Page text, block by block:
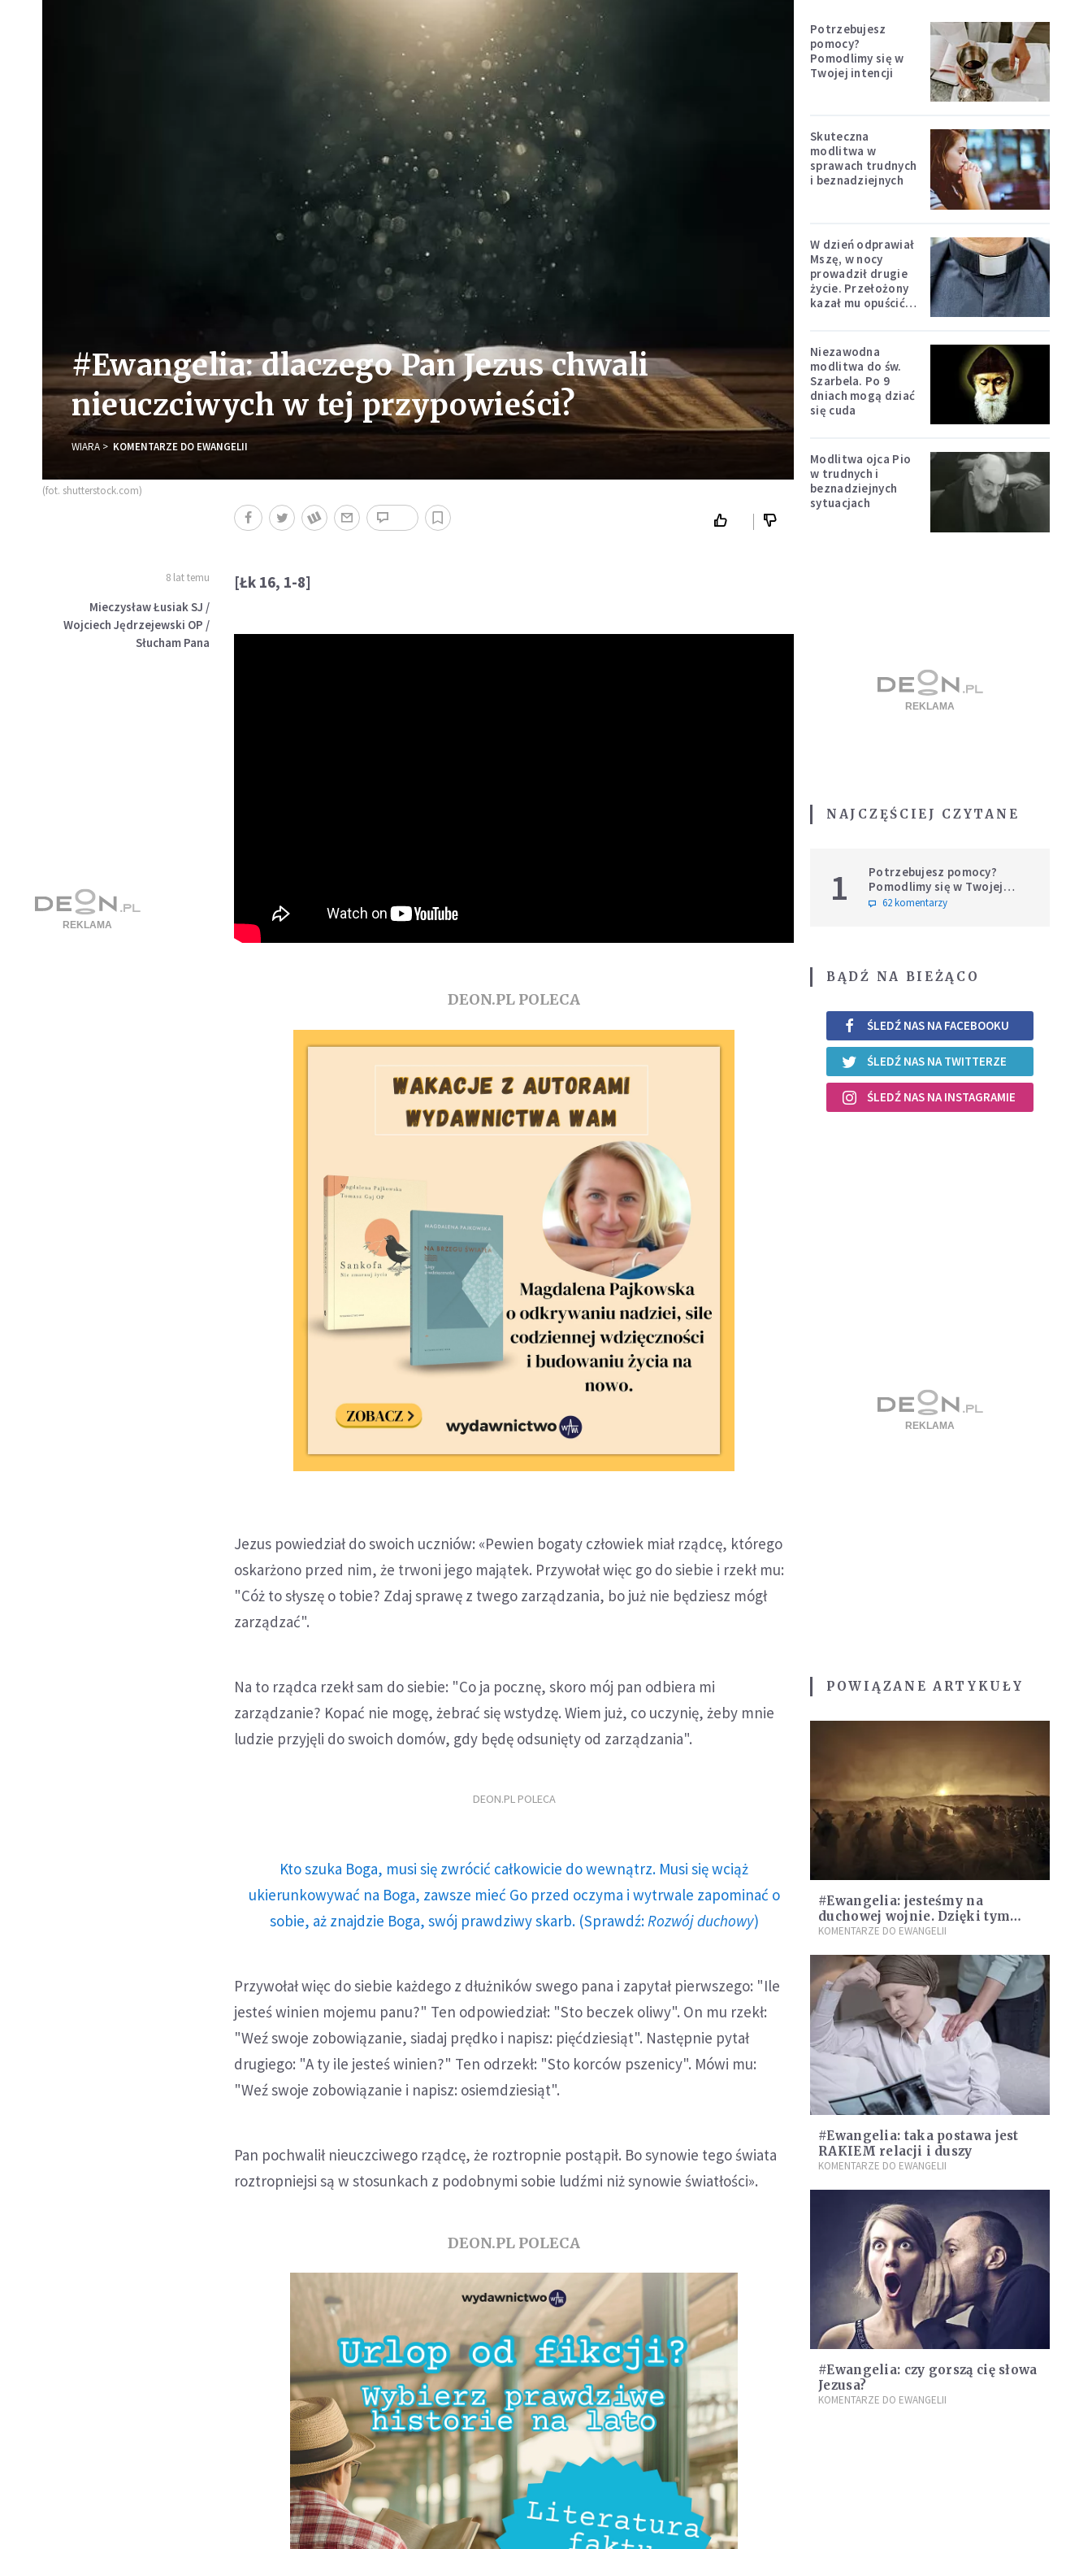
#Ewangelia: dlaczego Pan Jezus chwali
nieuczciwych w tej przypowieści?
WIARA KOMENTARZE DO EWANGELII
(fot. shutterstock.com)
8 lat temu
Mieczysław Łusiak SJ /
Wojciech Jędrzejewski OP /
Słucham Pana
[Łk 16, 1-8]
DEON.PL POLECA
Jezus powiedział do swoich uczniów: «Pewien bogaty człowiek miał rządcę, którego
oskarżono przed nim, że trwoni jego majątek. Przywołał więc go do siebie i rzekł mu:
"Cóż to słyszę o tobie? Zdaj sprawę z twego zarządzania, bo już nie będziesz mógł
zarządzać".
Na to rządca rzekł sam do siebie: "Co ja pocznę, skoro mój pan odbiera mi
zarządzanie? Kopać nie mogę, żebrać się wstydzę. Wiem już, co uczynię, żeby mnie
ludzie przyjęli do swoich domów, gdy będę odsunięty od zarządzania".
DEON.PL POLECA
Kto szuka Boga, musi się zwrócić całkowicie do wewnątrz. Musi się wciąż
ukierunkowywać na Boga, zawsze mieć Go przed oczyma i wytrwale zapominać o
sobie, aż znajdzie Boga, swój prawdziwy skarb. (Sprawdź: Rozwój duchowy)
Przywołał więc do siebie każdego z dłużników swego pana i zapytał pierwszego: "Ile
jesteś winien mojemu panu?" Ten odpowiedział: "Sto beczek oliwy". On mu rzekł:
"Weź swoje zobowiązanie, siadaj prędko i napisz: pięćdziesiąt". Następnie pytał
drugiego: "A ty ile jesteś winien?" Ten odrzekł: "Sto korców pszenicy". Mówi mu:
"Weź swoje zobowiązanie i napisz: osiemdziesiąt".
Pan pochwalił nieuczciwego rządcę, że roztropnie postąpił. Bo synowie tego świata
roztropniejsi są w stosunkach z podobnymi sobie ludźmi niż synowie światłości».
DEON.PL POLECA
Potrzebujesz
pomocy?
Pomodlimy się w
Twojej intencji
Skuteczna
modlitwa w
sprawach trudnych
i beznadziejnych
W dzień odprawiał
Mszę, w nocy
prowadził drugie
życie. Przełożony
kazał mu opuścić
Niezawodna
modlitwa do św.
Szarbela. Po 9
dniach mogą dziać
się cuda
Modlitwa ojca Pio
w trudnych i
beznadziejnych
sytuacjach
NAJCZĘŚCIEJ CZYTANE
1
Potrzebujesz pomocy?
Pomodlimy się w Twojej
intencji
62 komentarzy
BĄDŹ NA BIEŻĄCO
ŚLEDŹ NAS NA FACEBOOKU
ŚLEDŹ NAS NA TWITTERZE
ŚLEDŹ NAS NA INSTAGRAMIE
POWIĄZANE ARTYKUŁY
#Ewangelia: jesteśmy na
duchowej wojnie. Dzięki tym
dwóm rzeczom możesz ją wygrać
KOMENTARZE DO EWANGELII
#Ewangelia: taka postawa jest
RAKIEM relacji i duszy
KOMENTARZE DO EWANGELII
#Ewangelia: czy gorszą cię słowa
Jezusa?
KOMENTARZE DO EWANGELII